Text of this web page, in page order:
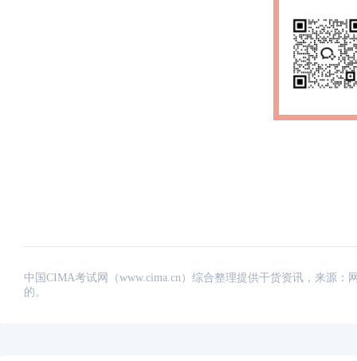
中国CIMA考试网（www.cima.cn）综合整理提供干货资讯，来源
的。